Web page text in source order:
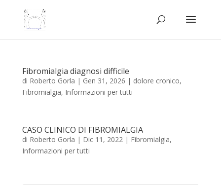
Fibromialgia diagnosi difficile
di Roberto Gorla | Gen 31, 2026 | dolore cronico,
Fibromialgia, Informazioni per tutti
CASO CLINICO DI FIBROMIALGIA
di Roberto Gorla | Dic 11, 2022| Fibromialgia,
Informazioni per tutti